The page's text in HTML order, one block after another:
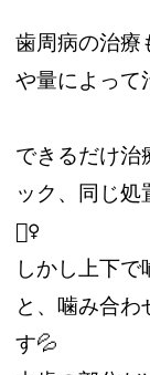
歯周病の治療
や量によって
できるだけ治
ック、同じ
🙆‍♀️
しかし上下
と、噛み合わ
す💦